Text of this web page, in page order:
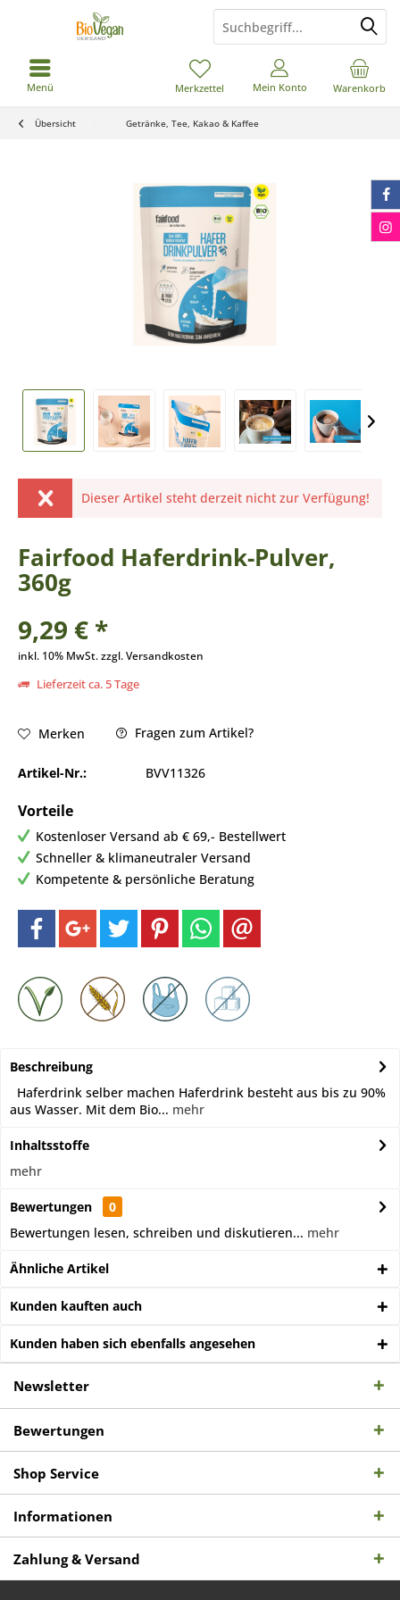
Warenkorb
Merkzettel Mein Konto
Menü
Übersicht Getränke, Tee, Kakao & Kaffee
Dieser Artikel steht derzeit nicht zur Verfügung!
Fairfood Haferdrink-Pulver,
360g
9,29 € *
inkl. 10% MwSt. zzgl. Versandkosten
Lieferzeit ca. 5 Tage
Merken Fragen zum Artikel?
Artikel-Nr.: BVV11326
Vorteile
Kostenloser Versand ab € 69,- Bestellwert
Schneller & klimaneutraler Versand
Kompetente & persönliche Beratung
Beschreibung
Haferdrink selber machen Haferdrink besteht aus bis zu 90%
aus Wasser. Mit dem Bio... mehr
Inhaltsstoffe
mehr
Bewertungen
0
Bewertungen lesen, schreiben und diskutieren... mehr
Ähnliche Artikel
Kunden kauften auch
Kunden haben sich ebenfalls angesehen
Newsletter
Bewertungen
Shop Service
Informationen
Zahlung & Versand